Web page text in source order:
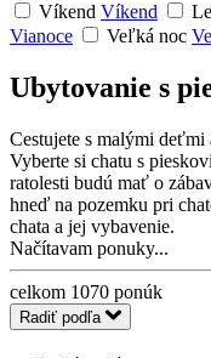
Víkend Víkend
Vianoce
Veľká noc
Ubytovanie s
Cestujete s malými
Vyberte si chatu s
ratolesti budú mať o
hneď na pozemku pri
chata a jej vybavenie.
Načítavam ponuky...
celkom 1070 ponúk
Radiť podľa